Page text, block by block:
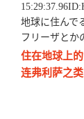
地球に住んで
フリーザとか
住在地球上
连弗利萨之